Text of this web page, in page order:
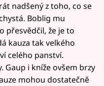
nadšený z toho, co se
Boblig mu
přesvědčil, že je to
kauza tak velkého
celého panství.
Gaup i kníže ovšem brzy
mohou dostatečně